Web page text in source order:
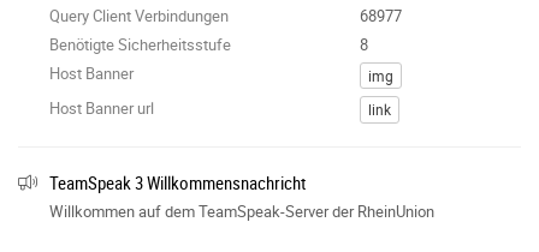
Query Client Verbindungen
68977
Benötigte Sicherheitsstufe
8
Host Banner
img
Host Banner url link
TeamSpeak 3 Willkommensnachricht
Willkommen auf dem TeamSpeak-Server der RheinUnion